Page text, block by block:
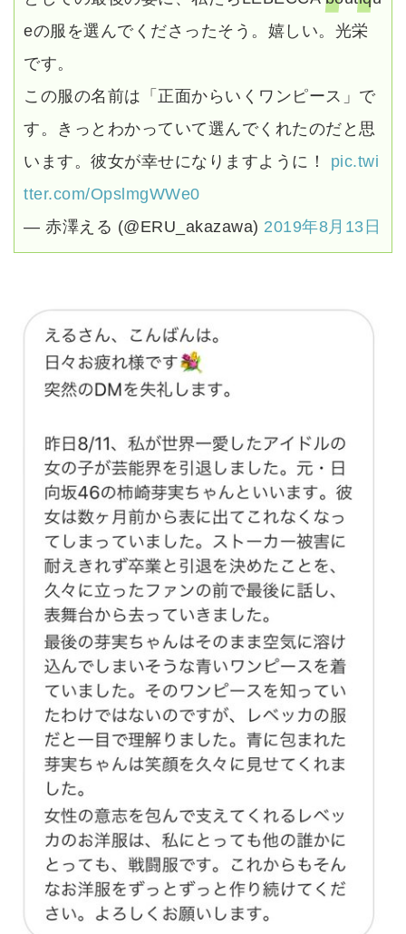
eの服を選んでくださったそう。嬉しい。光栄
です。
この服の名前は「正面からいくワンピース」で
す。きっとわかっていて選んでくれたのだと思
います。彼女が幸せになりますように！ pic.twi
tter.com/OpslmgWWe0
— 赤澤える (@ERU_akazawa) 2019年8月13日